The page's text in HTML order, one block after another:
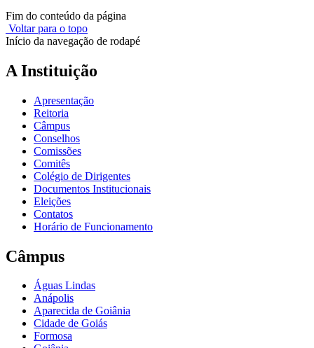
Fim do conteúdo da página
Voltar para o topo
Início da navegação de rodapé
A Instituição
Apresentação
Reitoria
Câmpus
Conselhos
Comissões
Comitês
Colégio de Dirigentes
Documentos Institucionais
Eleições
Contatos
Horário de Funcionamento
Câmpus
Águas Lindas
Anápolis
Aparecida de Goiânia
Cidade de Goiás
Formosa